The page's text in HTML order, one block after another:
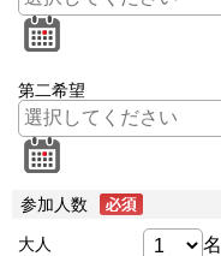
第二希望
参加人数
大人 名